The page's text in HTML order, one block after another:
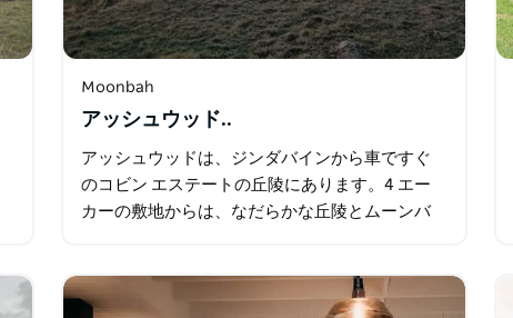
Moonbah
アッシュウッド..
アッシュウッドは、ジンダバインから車ですぐ
のコビン エステートの丘陵にあります。4 エー
カーの敷地からは、なだらかな丘陵とムーンバ
の区画が 1 つあります。…